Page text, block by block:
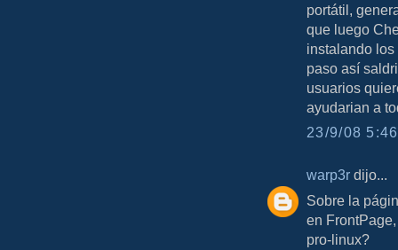
portátil,
que luego
instalando
paso así
usuarios
ayudarian a
23/9/08
warp3r dijo...
Sobre la
en
pro-linux?